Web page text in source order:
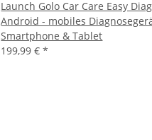
Launch Golo Car Care Easy
Android - mobiles
Smartphone & Tablet
199,99 €*